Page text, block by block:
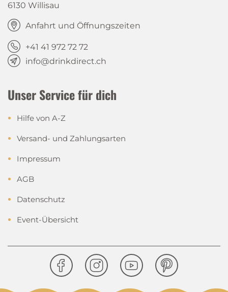
6130 Willisau
Anfahrt und Öffnungszeiten
+41 41 972 72 72
info@drinkdirect.ch
Unser Service für dich
Hilfe von A-Z
Versand- und Zahlungsarten
Impressum
AGB
Datenschutz
Event-Übersicht